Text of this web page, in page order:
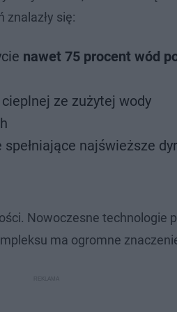
się:
nawet 75 procent wód
ze zużytej wody
najświeższe
Nowoczesne technologie
ma ogromne